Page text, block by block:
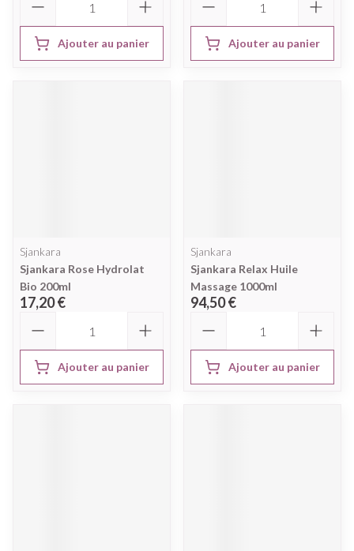
Ajouter au panier Ajouter au panier
Sjankara
Sjankara Rose Hydrolat
Bio 200ml
17,20 €
Ajouter au panier
Sjankara
Sjankara Relax Huile
Massage 1000ml
94,50 €
Ajouter au panier